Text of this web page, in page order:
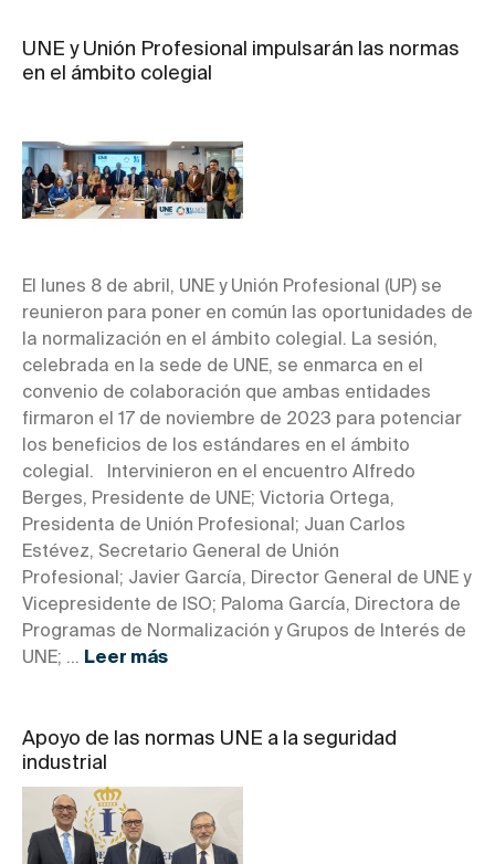
UNE y Unión Profesional impulsarán las normas
en el ámbito colegial
El lunes 8 de abril, UNE y Unión Profesional (UP) se
reunieron para poner en común las oportunidades de
la normalización en el ámbito colegial. La sesión,
celebrada en la sede de UNE, se enmarca en el
convenio de colaboración que ambas entidades
firmaron el 17 de noviembre de 2023 para potenciar
los beneficios de los estándares en el ámbito
colegial. Intervinieron en el encuentro Alfredo
Berges, Presidente de UNE; Victoria Ortega,
Presidenta de Unión Profesional; Juan Carlos
Estévez, Secretario General de Unión
Profesional; Javier García, Director General de UNE y
Vicepresidente de ISO; Paloma García, Directora de
Programas de Normalización y Grupos de Interés de
UNE; ... Leer más
Apoyo de las normas UNE a la seguridad
industrial